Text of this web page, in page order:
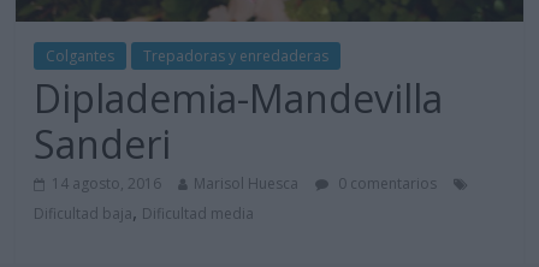
Colgantes Trepadoras y enredaderas
Diplademia-Mandevilla
Sanderi
14 agosto, 2016 Marisol Huesca
0 comentarios
Dificultad baja, Dificultad media